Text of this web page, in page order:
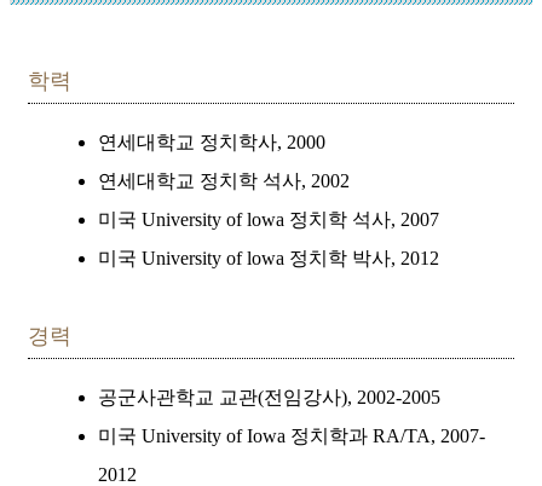
학력
연세대학교 정치학사, 2000
연세대학교 정치학 석사, 2002
미국 University of lowa 정치학 석사, 2007
미국 University of lowa 정치학 박사, 2012
경력
공군사관학교 교관(전임강사), 2002-2005
미국 University of Iowa 정치학과 RA/TA, 2007-
2012